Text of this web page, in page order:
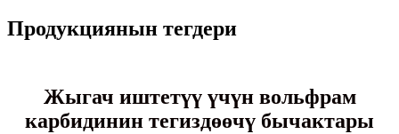
Продукциянын тегдери
Жыгач иштетүү үчүн вольфрам
карбидинин тегиздөөчү бычактары